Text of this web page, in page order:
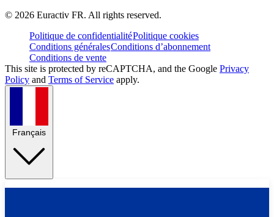
© 2026 Euractiv FR. All rights reserved.
Politique de confidentialitéPolitique cookies
Conditions généralesConditions d’abonnement
Conditions de vente
This site is protected by reCAPTCHA, and the Google Privacy
Policy and Terms of Service apply.
Français